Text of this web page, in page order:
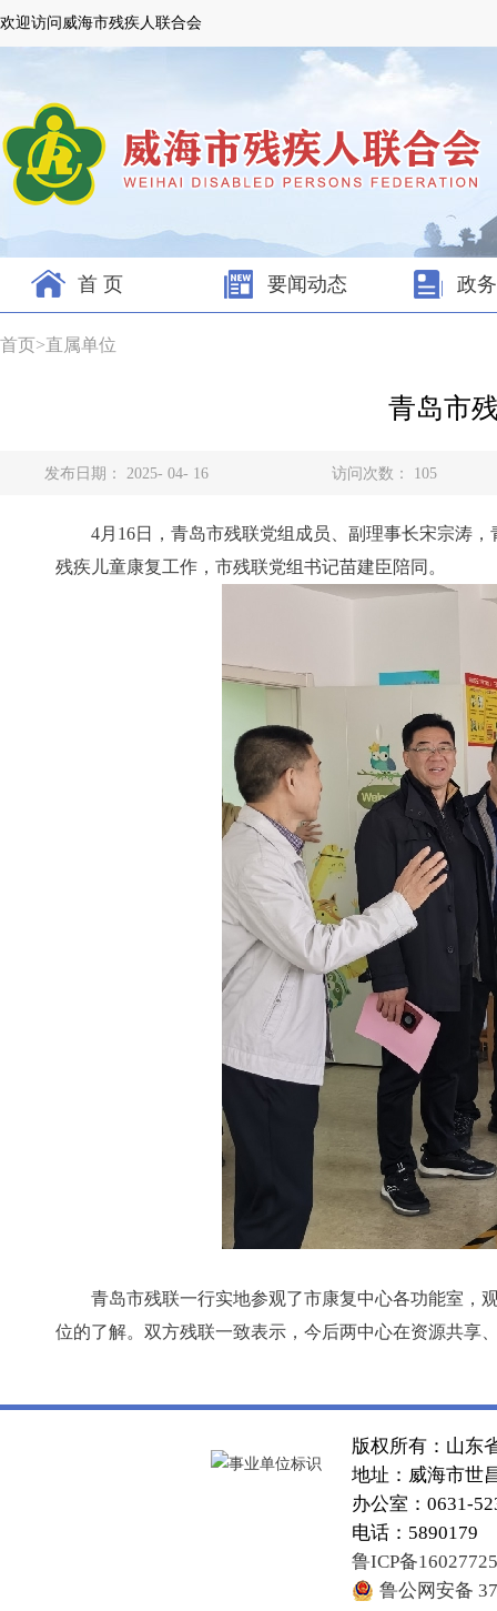
欢迎访问威海市残疾人联合会
首 页 要闻动态 政
首页>直属单位
青岛市
发布日期： 2025- 04- 16 访问次数： 105
4月16日，青岛市残联党组成员、副理事长宋宗涛
残疾儿童康复工作，市残联党组书记苗建臣陪同。
青岛市残联一行实地参观了市康复中心各功能室，
位的了解。双方残联一致表示，今后两中心在资源共享
版权所有：山东
地址：威海市世
办公室：0631-
电话：5890179
鲁ICP备
鲁公网安备